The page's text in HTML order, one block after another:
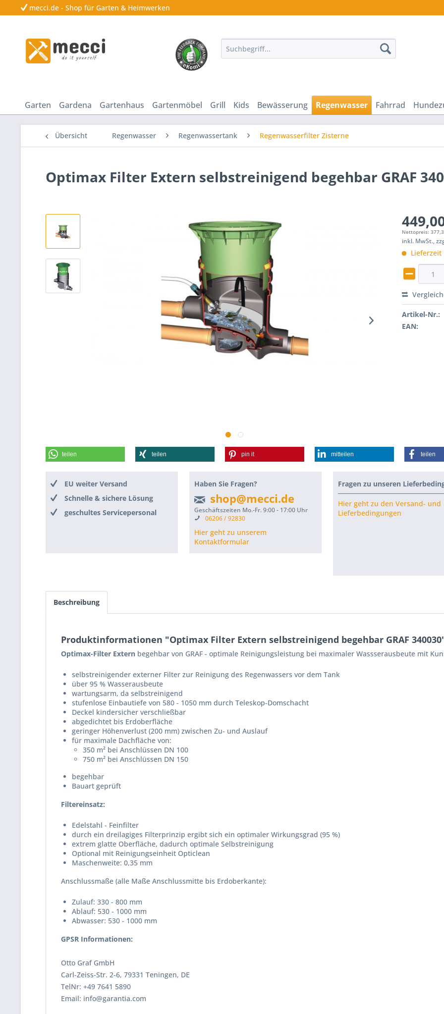
mecci.de - Shop für Garten & Heimwerken
Garten Gardena Gartenhaus Gartenmöbel Grill Kids Bewässerung Regenwasser Fahrrad
Übersicht Regenwasser Regenwassertank Regenwasserfilter Zisterne
Optimax Filter Extern selbstreinigend begehbar GRAF
Nettopreis:
inkl. MwSt.,
Lieferzeit
Artikel-Nr.:
EAN:
teilen teilen pin it mitteilen teilen
EU weiter Versand
Schnelle & sichere Lösung
geschultes Servicepersonal
Haben Sie Fragen?
shop@mecci.de
Geschäftszeiten Mo.-Fr. 9:00 - 17:00 Uhr
06206 / 92830
Hier geht zu unserem
Kontaktformular
Fragen zu unseren
Hier geht zu den Versand- und
Lieferbedingungen
Beschreibung
Produktinformationen "Optimax Filter Extern selbstreinigend begehbar GRAF
Optimax-Filter Extern begehbar von GRAF - optimale Reinigungsleistung bei maximaler Wassserausbeute mit
selbstreinigender externer Filter zur Reinigung des Regenwassers vor dem Tank
über 95 % Wasserausbeute
wartungsarm, da selbstreinigend
stufenlose Einbautiefe von 580 - 1050 mm durch Teleskop-Domschacht
Deckel kindersicher verschließbar
abgedichtet bis Erdoberfläche
geringer Höhenverlust (200 mm) zwischen Zu- und Auslauf
für maximale Dachfläche von:
350 m² bei Anschlüssen DN 100
750 m² bei Anschlüssen DN 150
begehbar
Bauart geprüft
Filtereinsatz:
Edelstahl - Feinfilter
durch ein dreilagiges Filterprinzip ergibt sich ein optimaler Wirkungsgrad (95 %)
extrem glatte Oberfläche, dadurch optimale Selbstreinigung
Optional mit Reinigungseinheit Opticlean
Maschenweite: 0,35 mm
Anschlussmaße (alle Maße Anschlussmitte bis Erdoberkante):
Zulauf: 330 - 800 mm
Ablauf: 530 - 1000 mm
Abwasser: 530 - 1000 mm
GPSR Informationen:
Otto Graf GmbH
Carl-Zeiss-Str. 2-6, 79331 Teningen, DE
TelNr: +49 7641 5890
Email: info@garantia.com